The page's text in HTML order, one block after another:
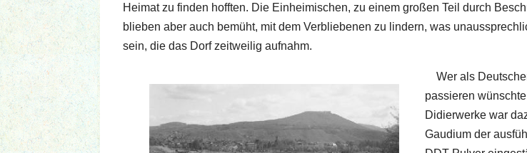
Heimat zu finden hofften. Die Einheimischen, zu einem großen Teil durch
blieben aber auch bemüht, mit dem Verbliebenen zu lindern, was
sein, die das Dorf zeitweilig aufnahm.
Wer als
passieren
Didierwerke war
Gaudium der